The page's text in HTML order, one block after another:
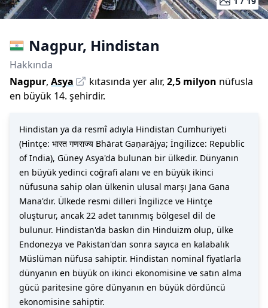
Nagpur, Hindistan
Hakkında
Nagpur, Asya kıtasında yer alır, 2,5 milyon nüfusla
en büyük 14. şehirdir.
Hindistan ya da resmî adıyla Hindistan Cumhuriyeti
(Hintçe: भारत गणराज्य Bhārat Gaṇarājya; İngilizce: Republic
of India), Güney Asya'da bulunan bir ülkedir. Dünyanın
en büyük yedinci coğrafi alanı ve en büyük ikinci
nüfusuna sahip olan ülkenin ulusal marşı Jana Gana
Mana'dır. Ülkede resmi dilleri İngilizce ve Hintçe
oluşturur, ancak 22 adet tanınmış bölgesel dil de
bulunur. Hindistan'da baskın din Hinduizm olup, ülke
Endonezya ve Pakistan'dan sonra sayıca en kalabalık
Müslüman nüfusa sahiptir. Hindistan nominal fiyatlarla
dünyanın en büyük on ikinci ekonomisine ve satın alma
gücü paritesine göre dünyanın en büyük dördüncü
ekonomisine sahiptir.